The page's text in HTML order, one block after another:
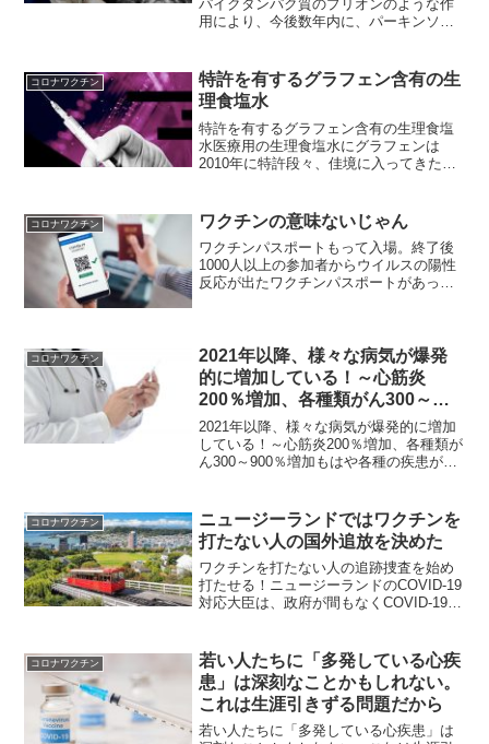
疾患を引き起こす可能性がある
パイクタンパク質のプリオンのような作
用により、今後数年内に、パーキンソン
の抗NMDAR脳炎の最初の例」が発見竹下
雅敏氏からの情報 ...
コロナワクチン
特許を有するグラフェン含有の生
理食塩水
特許を有するグラフェン含有の生理食塩
水医療用の生理食塩水にグラフェンは
2010年に特許段々、佳境に入ってきた、​​
スクもしていない、PCR検査も...
コロナワクチン ワクチンの意味ないじゃん
ワクチンパスポートもって入場。終了後
1000人以上の参加者からウイルスの陽性
反応が出たワクチンパスポートがあって
す。だから、ワクチンパ...
コロナワクチン
2021年以降、様々な病気が爆発
的に増加している！～心筋炎
200％増加、各種類がん300～
900％増加
2021年以降、様々な病気が爆発的に増加
している！～心筋炎200％増加、各種類が
ん300～900％増加もはや各種の疾患が増
で、「国防医療疫学データベース
（DMED）」...
コロナワクチン
ニュージーランドではワクチンを
打たない人の国外追放を決めた
ワクチンを打たない人の追跡捜査を始め
打たせる！ニュージーランドのCOVID-19
対応大臣は、政府が間もなくCOVID-19ワ
リス・ヒプキンス議員は、ニュージーラ
ンド政府...
コロナワクチン
若い人たちに「多発している心疾
患」は深刻なことかもしれない。
これは生涯引きずる問題だから
若い人たちに「多発している心疾患」は